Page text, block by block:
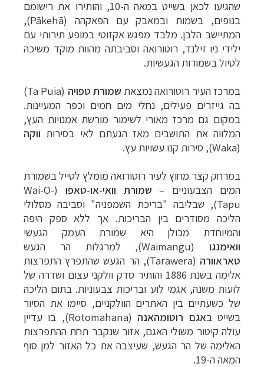
שהגיעו לכאן בשייט במאה ה-10, והותירו את רישומם
בנופים, בשמות ובמאבק עם הפאקהה (Pākehā
),
המתיישב הלבן. מלבד מפגש אקזוטי במופע תירותי עם
ילידי ניו זילנד, רוטורואה וסביבתה מהוות מוקד משיכה
לטיול בשמורות הגעשיות.
במרכז העיר רוטורואה נמצאת שמורת טפויה
(Ta Puia)
בה גייזרים פעילים, נחלי מים חמים וכפר המעיינות.
במקום גם מרכז מאורי לשימור מורשת אמנויות העץ,
המלווה את התושבים מאז הגעתם לאי בסירות ווקה
(
Waka), סירות קנו עשויות עץ.
במרחק קצר מחוץ לעיר רוטורואה מומלץ לטייל בשמורת
המים הצבעוניים – שמורת וואי-או-טאפו (
Wai-O-
Tapu), שבליבה "בריכת השמפניה" וסביבה מסלולי
הליכה מסודרים בין הבריכות. אך ללא ספק היפה
והמיוחדת מכולן היא שמורת העמק הגעשי
וואימנגו (
Waimangu
), למרגלות הר הגעש
טאראוורה (
Tarawera
),הר הגעש שהתפרץ התפרצות
אלימה בשנת 1886 והותיר סדק וולקני עצום ושדרה של
לועות משנה, אגמי לוע ובריכות צבעוניות. בתום הליכה
של כשעתיים בין האתרים הוולקניים, סיימו את הסיור
בשייט באגם רוטומהאנה (
Rotomahana
), בו עדיין
עולה קיטור משולי האגם, אזור שנקבר תחת ההתפרצות
האלימה של הר הגעש, שעיצבה את כל האזור למן סוף
המאה ה-19.